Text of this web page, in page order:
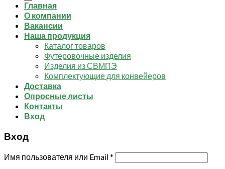
Главная
О компании
Вакансии
Наша продукция
Каталог товаров
Футеровочные изделия
Изделия из СВМПЭ
Комплектующие для конвейеров
Доставка
Опросные листы
Контакты
Вход
Вход
Имя пользователя или Email*